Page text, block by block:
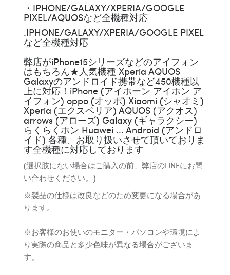
・IPHONE/GALAXY/XPERIA/GOOGLE
PIXEL/AQUOSなど全機種対応
.IPHONE/GALAXY/XPERIA/GOOGLE PIXEL
など全機種対応
弊店がiPhone15シリーズなどのアイフォン
はもちろん★人気機種 Xperia AQUOS
Galaxyのアンドロイド携帯など450機種以
上に対応！iPhone (アイホーン アイホン ア
イフォン) oppo (オッポ) Xiaomi (シャオミ)
Xperia (エクスペリア) AQUOS (アクオス)
arrows (アローズ) Galaxy (ギャラクシー)
らくらくホン Huawei ... Android (アンドロ
イド) 各種、お取り扱いさせて頂いておりま
す全機種に対応しております
(選択肢にない場合はご購入の前、弊店のLINEにお問
い合わせください。)
※製品の仕様は改良などのため変更になる場合があ
ります。
※お客様のお使いのモニター・パソコンや環境によ
り実際の商品と多少色味が異なる場合がございま
す。